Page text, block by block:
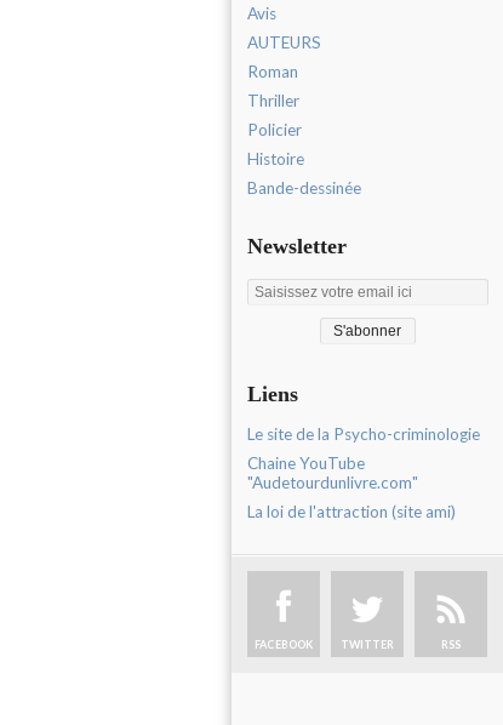
Avis
AUTEURS
Roman
Thriller
Policier
Histoire
Bande-dessinée
Newsletter
Liens
Le site de la Psycho-criminologie
Chaine YouTube
"Audetourdunlivre.com"
La loi de l'attraction (site ami)
FACEBOOK TWITTER RSS